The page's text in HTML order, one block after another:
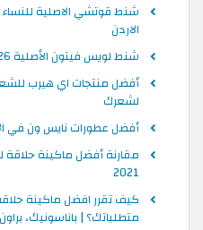
شنط قوتشي الاصلية
الاردن
شنط لويس فيتون الأصلية 2026 | افضل حقائب Louis Vuitton
لشعرك
أفضل عطورات نايس ون في
مقارنة أفضل ماكينة حلاقة
2021
متطلباتك؟ | باناسونيك،